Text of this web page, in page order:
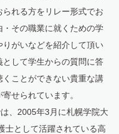
れる方をリレー形式でお
その職業に就くための学
がいなどを紹介して頂い
して学生からの質問に答
ことができない貴重な講
せられています。
、2005年3月に札幌学院大
士として活躍されている高